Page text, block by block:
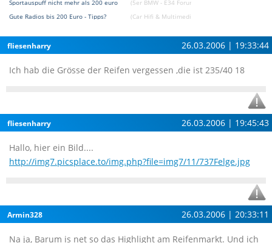
Sportauspuff nicht mehr als 200 euro
(5er BMW - E34 Forum)
Gute Radios bis 200 Euro - Tipps?
(Car Hifi & Multimedia & Navigation Forum)
fliesenharry 26.03.2006 | 19:33:44
Ich hab die Grösse der Reifen vergessen ,die ist 235/40 18
fliesenharry 26.03.2006 | 19:45:43
Hallo, hier ein Bild....
http://img7.picsplace.to/img.php?file=img7/11/737Felge.jpg
Armin328 26.03.2006 | 20:33:11
Na ja, Barum is net so das Highlight am Reifenmarkt. Und ich